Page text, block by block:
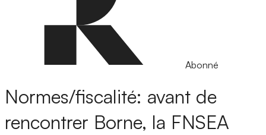
Abonné
Normes/fiscalité: avant de
rencontrer Borne, la FNSEA